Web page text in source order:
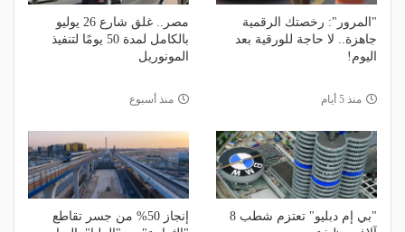
"المرور": رخصتك الرقمية
جاهزة.. لا حاجة للورقية بعد
اليوم!
منذ 5 أيام
مصر.. غلق شارع 26 يوليو
بالكامل لمدة 50 يومًا لتنفيذ
المونوريل
منذ أسبوع
"بي إم دبليو" تعتزم شطب 8
إنجاز 50% من جسر تقاطع